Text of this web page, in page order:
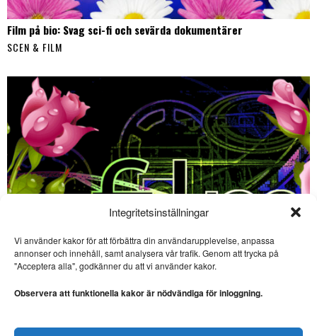
Integritetsinställningar
Vi använder kakor för att förbättra din användarupplevelse, anpassa
annonser och innehåll, samt analysera vår trafik. Genom att trycka på
"Acceptera alla", godkänner du att vi använder kakor.
Observera att funktionella kakor är nödvändiga för inloggning.
Film på bio: Svag sci-fi och sevärda dokumentärer
SCEN & FILM
Film på bio – 3 sevärda filmer i början av juni
SE ÄVEN
teknokratiska fascismen